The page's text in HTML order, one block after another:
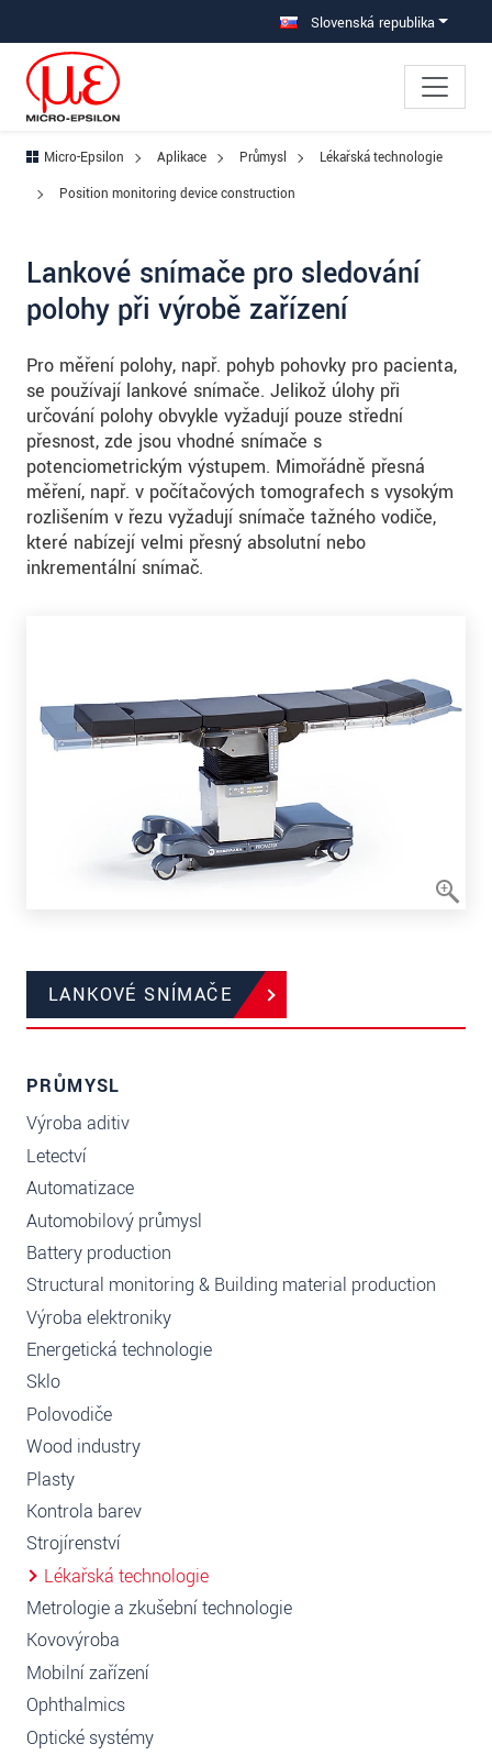
Prejdite priamo na hlavnú navigáciu Slovenská republika
Micro-Epsilon Aplikace Průmysl
Lékařská technologie
Position monitoring device construction
Lankové snímače pro sledování
polohy při výrobě zařízení
Pro měření polohy, např. pohyb pohovky pro pacienta,
se používají lankové snímače. Jelikož úlohy při
určování polohy obvykle vyžadují pouze střední
přesnost, zde jsou vhodné snímače s
potenciometrickým výstupem. Mimořádně přesná
měření, např. v počítačových tomografech s vysokým
rozlišením v řezu vyžadují snímače tažného vodiče,
které nabízejí velmi přesný absolutní nebo
inkrementální snímač.
LANKOVÉ SNÍMAČE
PRŮMYSL
Výroba aditiv
Letectví
Automatizace
Automobilový průmysl
Battery production
Structural monitoring & Building material production
Výroba elektroniky
Energetická technologie
Sklo
Polovodiče
Wood industry
Plasty
Kontrola barev
Strojírenství
Lékařská technologie
Metrologie a zkušební technologie
Kovovýroba
Mobilní zařízení
Ophthalmics
Optické systémy